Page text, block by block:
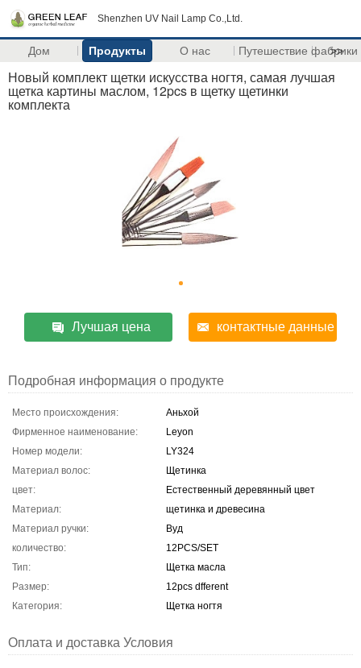
Shenzhen UV Nail Lamp Co.,Ltd.
Дом Продукты О нас Путешествие фабрики
>>
Новый комплект щетки искусства ногтя, самая лучшая
щетка картины маслом, 12pcs в щетку щетинки
комплекта
Лучшая цена контактные данные
Подробная информация о продукте
Место происхождения:
Аньхой
Фирменное наименование:
Leyon
Номер модели:
LY324
Материал волос:
Щетинка
цвет:
Естественный деревянный цвет
Материал:
щетинка и древесина
Материал ручки:
Вуд
количество:
12PCS/SET
Тип:
Щетка масла
Размер:
12pcs dfferent
Категория:
Щетка ногтя
Оплата и доставка Условия